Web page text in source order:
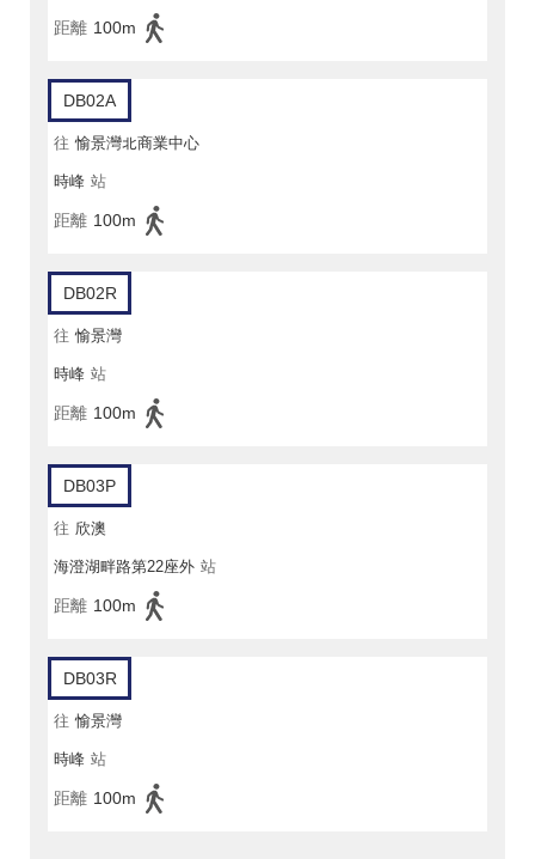
距離 100m
DB02A
往 愉景灣北商業中心
時峰 站
距離 100m
DB02R
往 愉景灣
時峰 站
距離 100m
DB03P
往 欣澳
海澄湖畔路第22座外 站
距離 100m
DB03R
往 愉景灣
時峰 站
距離 100m